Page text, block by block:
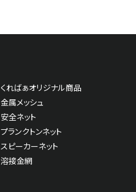
くればぁオリジナル商品
金属メッシュ
安全ネット
プランクトンネット
スピーカーネット
溶接金網